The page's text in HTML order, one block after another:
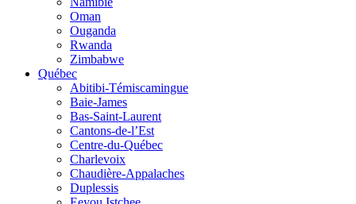
Oman
Ouganda
Rwanda
Zimbabwe
Québec
Abitibi-Témiscamingue
Baie-James
Bas-Saint-Laurent
Cantons-de-l’Est
Centre-du-Québec
Charlevoix
Chaudière-Appalaches
Duplessis